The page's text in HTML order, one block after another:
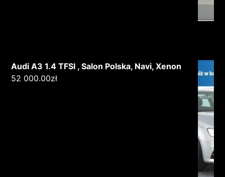
Audi A3 1.4 TFSI , Salon Polska, Navi, Xenon
52 000.00zł